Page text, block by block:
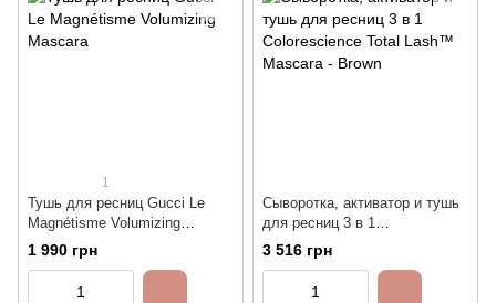
1
Тушь для ресниц Gucci Le
Magnétisme Volumizing
Mascara
1 990 грн
Сыворотка, активатор и тушь
для ресниц 3 в 1
Colorescience Total Lash™
Mascara - Brown
3 516 грн